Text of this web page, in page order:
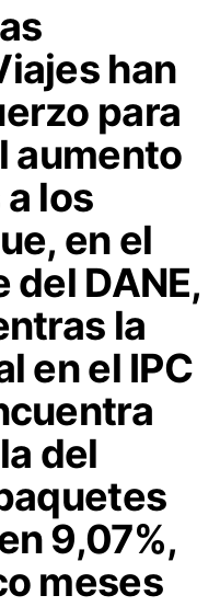
han
para
aumento
los
en el
DANE,
la
en el IPC
del
9,07%,
meses